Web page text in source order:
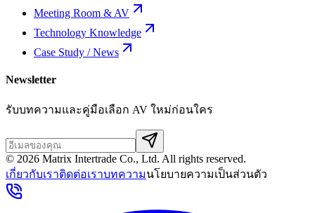
Meeting Room & AV
Technology Knowledge
Case Study / News
Newsletter
รับบทความและคู่มือเลือก AV ใหม่ก่อนใคร
© 2026 Matrix Intertrade Co., Ltd. All rights reserved.
เกี่ยวกับเราติดต่อเราบทความนโยบายความเป็นส่วนตัว